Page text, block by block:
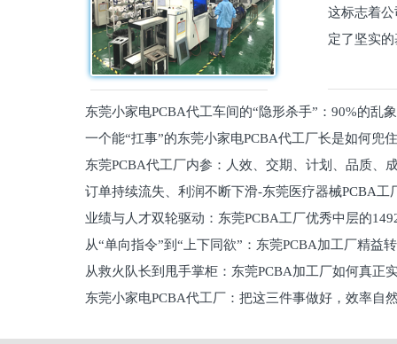
这标志着
定了坚实
东莞小家电PCBA代工车间的“隐形杀手”：90%的乱
员工一个能“扛事”的东莞小家电PCBA代工厂长是如何兜
东莞PCBA代工厂内参：人效、交期、计划、品质
维锁客法则
订单持续流失、利润不断下滑-东莞医疗器械PCBA工
理死穴必须堵住
业绩与人才双轮驱动：东莞PCBA工厂优秀中层的
从“单向指令”到“上下同欲”：东莞PCBA加工厂精益
关键从救火队长到甩手掌柜：东莞PCBA加工厂如何真正
东莞小家电PCBA代工厂：把这三件事做好，效率自